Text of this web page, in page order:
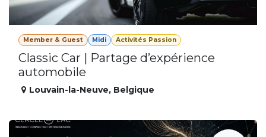
Member & Guest Midi Activités Passion
Classic Car | Partage d’expérience
automobile
Louvain-la-Neuve, Belgique